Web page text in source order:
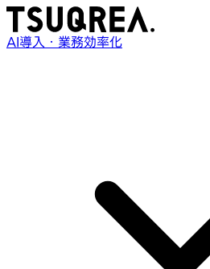
AI導入・業務効率化